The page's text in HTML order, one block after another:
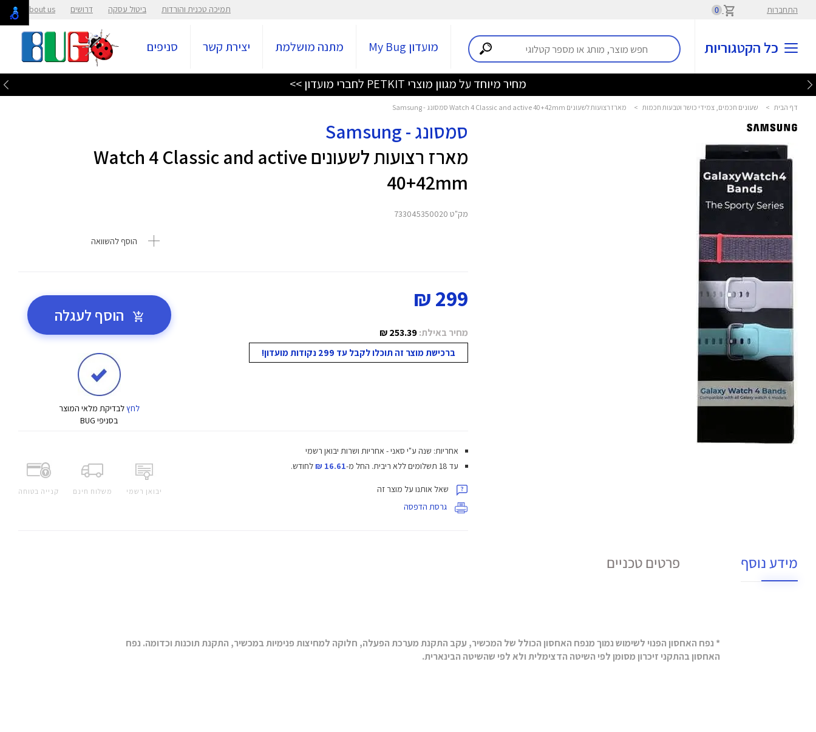
התחברות 0 תמיכה טכנית והורדות ביטול עסקה דרושים About us
כל הקטגוריות מועדון My Bug מתנה מושלמת יצירת קשר סניפים
מחיר מיוחד על מגוון מוצרי PETKIT לחברי מועדון >>
דף הבית > שעונים חכמים, צמידי כושר וטבעות חכמות > מארז רצועות לשעונים Watch 4 Classic and active 40+42mm סמסונג - Samsung
סמסונג - Samsung
מארז רצועות לשעונים Watch 4 Classic and active
40+42mm
מק"ט 733045350020
הוסף להשוואה
299 ₪
מחיר באילת:253.39 ₪
ברכישת מוצר זה תוכלו לקבל עד 299 נקודות מועדון!
הוסף לעגלה
לחץלבדיקת מלאי המוצר
בסניפי BUG
יבואן רשמי משלוח חינם קנייה בטוחה
אחריות: שנה ע"י סאני - אחריות ושרות יבואן רשמי
עד 18 תשלומים ללא ריבית.
החל מ-16.61 ₪ לחודש.
שאל אותנו על מוצר זה
גרסת הדפסה
מידע נוסף פרטים טכניים
* נפח האחסון הפנוי לשימוש נמוך מנפח האחסון הכולל של המכשיר, עקב התקנת מערכת הפעלה, חלוקה למחיצות פנימיות במכשיר, התקנת תוכנות וכדומה. נפח
האחסון בהתקני זיכרון מסומן לפי השיטה הדצימלית ולא לפי שהשיטה הבינארית.